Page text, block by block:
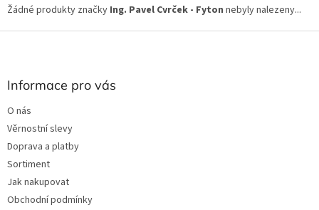
Žádné produkty značky Ing. Pavel Cvrček - Fyton nebyly nalezeny...
Informace pro vás
O nás
Věrnostní slevy
Doprava a platby
Sortiment
Jak nakupovat
Obchodní podmínky